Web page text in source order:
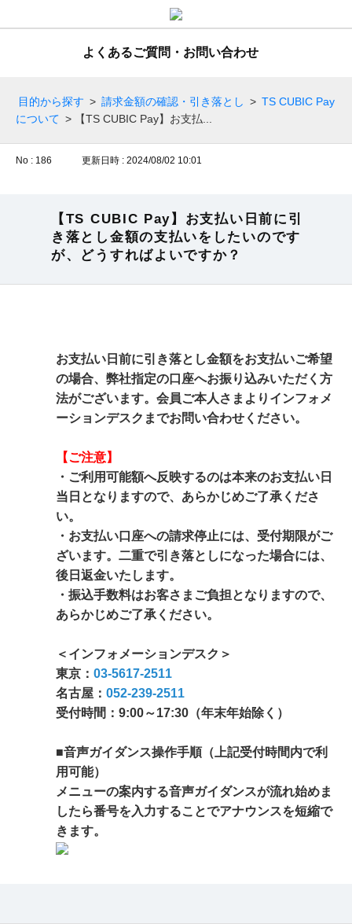
よくあるご質問・お問い合わせ
目的から探す > 請求金額の確認・引き落とし > TS CUBIC Pay
について > 【TS CUBIC Pay】お支払...
No : 186 更新日時 : 2024/08/02 10:01
【TS CUBIC Pay】お支払い日前に引
き落とし金額の支払いをしたいのです
が、どうすればよいですか？
お支払い日前に引き落とし金額をお支払いご希望
の場合、弊社指定の口座へお振り込みいただく方
法がございます。会員ご本人さまよりインフォメ
ーションデスクまでお問い合わせください。
【ご注意】
・ご利用可能額へ反映するのは本来のお支払い日
当日となりますので、あらかじめご了承くださ
い。
・お支払い口座への請求停止には、受付期限がご
ざいます。二重で引き落としになった場合には、
後日返金いたします。
・振込手数料はお客さまご負担となりますので、
あらかじめご了承ください。
＜インフォメーションデスク＞
東京： 03-5617-2511
名古屋： 052-239-2511
受付時間：9:00～17:30（年末年始除く）
■音声ガイダンス操作手順（上記受付時間内で利
用可能）
メニューの案内する音声ガイダンスが流れ始めま
したら番号を入力することでアナウンスを短縮で
きます。